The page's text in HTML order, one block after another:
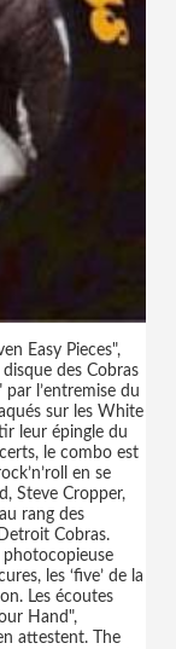
Easy Pieces",
des Cobras
l’entremise du
sur les White
leur épingle du
le combo est
en se
Steve Cropper,
rang des
Cobras.
les ‘five’ de la
Les écoutes
Hand",
attestent. The